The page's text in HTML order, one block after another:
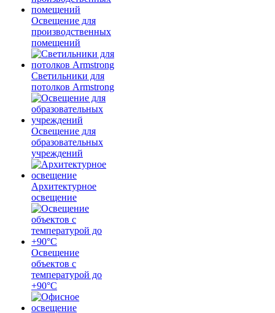
Освещение для
производственных
помещений
Светильники для
потолков Armstrong
Освещение для
образовательных
учреждений
Архитектурное
освещение
Освещение
объектов с
температурой до
+90°С